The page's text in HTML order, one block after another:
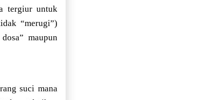
tergiur untuk
“merugi”)
maupun
suci mana